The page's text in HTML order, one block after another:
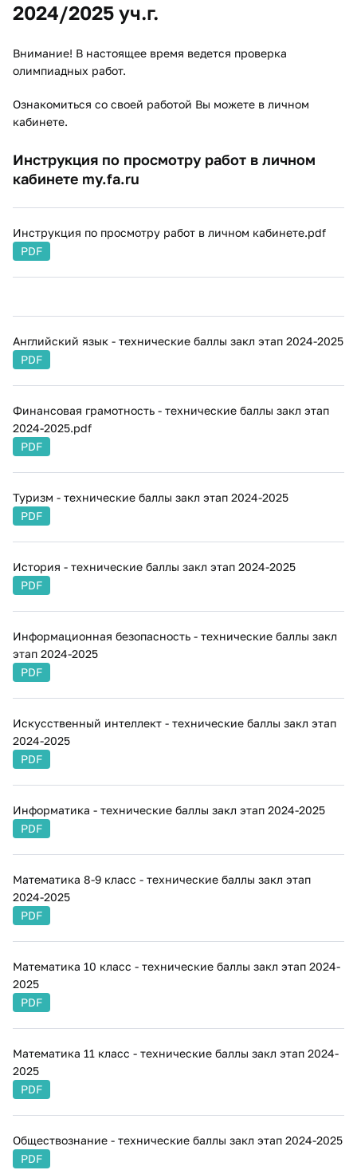
2024/2025 уч.г.
Внимание! В настоящее время ведется проверка
олимпиадных работ.
Ознакомиться со своей работой Вы можете в личном
кабинете.
Инструкция по просмотру работ в личном
кабинете my.fa.ru
Инструкция по просмотру работ в личном кабинете.pdf
PDF
Английский язык - технические баллы закл этап 2024-2025
PDF
Финансовая грамотность - технические баллы закл этап
2024-2025.pdf
PDF
Туризм - технические баллы закл этап 2024-2025
PDF
История - технические баллы закл этап 2024-2025
PDF
Информационная безопасность - технические баллы закл
этап 2024-2025
PDF
Искусственный интеллект - технические баллы закл этап
2024-2025
PDF
Информатика - технические баллы закл этап 2024-2025
PDF
Математика 8-9 класс - технические баллы закл этап
2024-2025
PDF
Математика 10 класс - технические баллы закл этап 2024-
2025
PDF
Математика 11 класс - технические баллы закл этап 2024-
2025
PDF
Обществознание - технические баллы закл этап 2024-2025
PDF